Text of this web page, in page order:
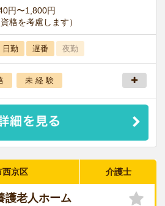
円〜1,800円
資格を考慮します）
日勤 遅番 夜勤
未 経 験
西京区 介護士
護老人ホーム